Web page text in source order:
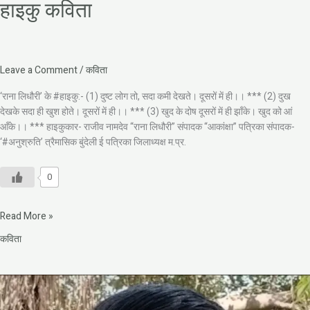
हाइकु कविता
Leave a Comment/कविता
‘राना लिधौरी’ के #हाइकु:- (1) दुष्ट लोग तो, सदा कमी देखते। दूसरों में ही।। *** (2) दुख
देखके सदा ही खुश होते। दूसरों में ही।। *** (3) खुद के दोष दूसरों में ही झाँके। खुद को आं
आँके।। *** हाइकुकार- राजीव नामदेव “राना लिधौरी” संपादक “आकांक्षा” पत्रिका संपादक-
‘#अनुश्रुति’ त्रैमासिक बुंदेली ई पत्रिका जिलाध्यक्ष म.प्र.
0
Read More »
कविता
अब
तो